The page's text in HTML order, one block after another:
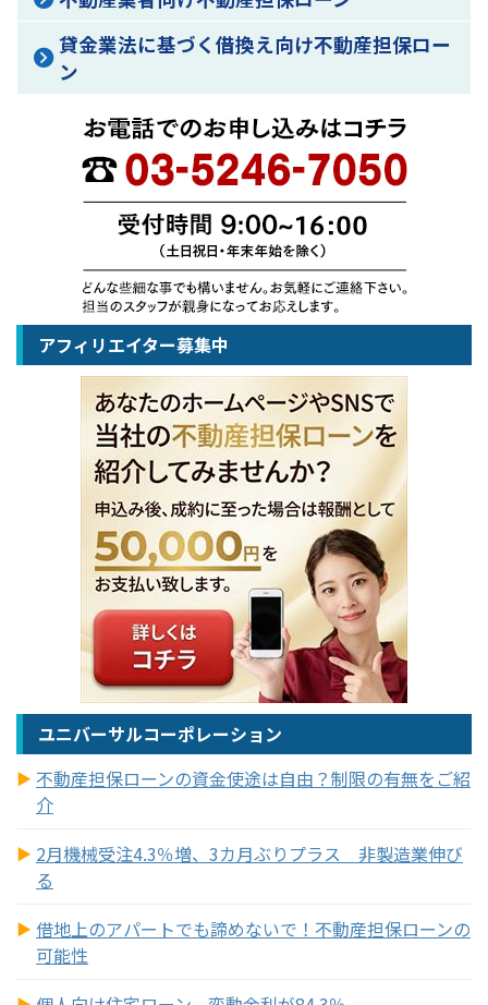
貸金業法に基づく借換え向け不動産担保ロー
ン
アフィリエイター募集中
ユニバーサルコーポレーション
不動産担保ローンの資金使途は自由？制限の有無をご紹
介
2月機械受注4.3％増、3カ月ぶりプラス 非製造業伸び
る
借地上のアパートでも諦めないで！不動産担保ローンの
可能性